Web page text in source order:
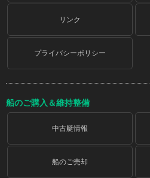
リンク
プライバシーポリシー
船のご購入＆維持整備
中古艇情報
船のご売却